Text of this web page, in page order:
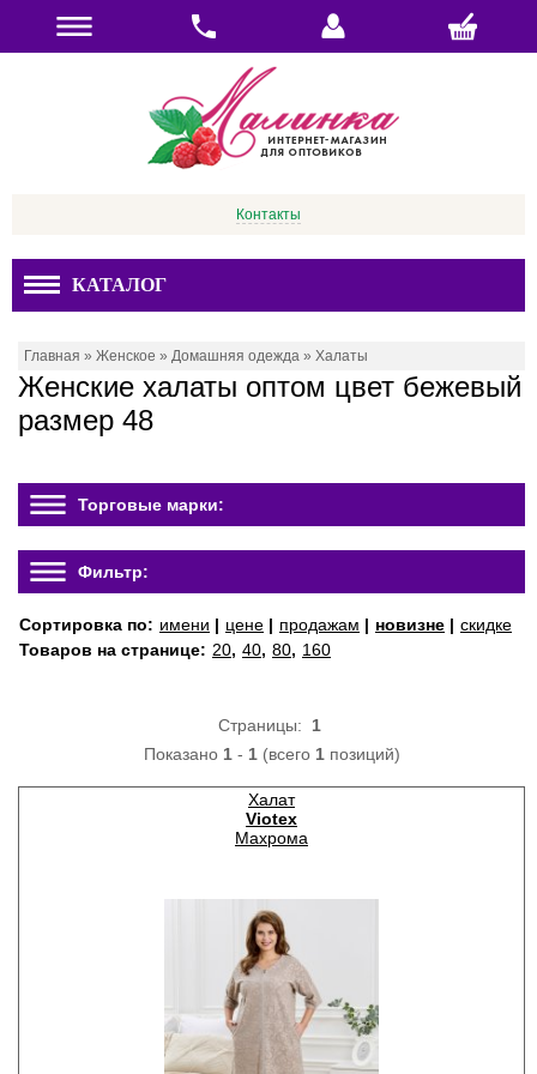
Контакты
КАТАЛОГ
Главная » Женское » Домашняя одежда » Халаты
Женские халаты оптом цвет бежевый
размер 48
Торговые марки:
Фильтр:
Сортировка по: имени | цене | продажам | новизне | скидке
Товаров на странице: 20, 40, 80, 160
Страницы: 1
Показано 1- 1(всего 1позиций)
Халат
Viotex
Махрома